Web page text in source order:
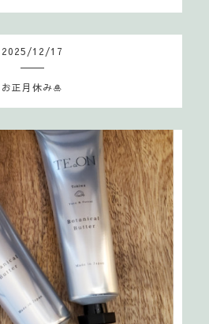
2025/12/17
お正月休み🎍